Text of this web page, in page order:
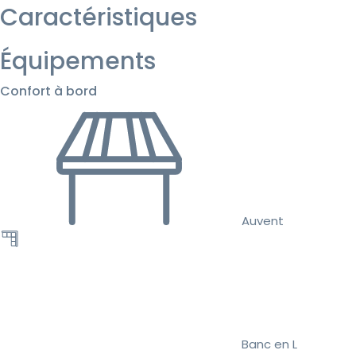
Caractéristiques
Équipements
Confort à bord
Auvent
Banc en L